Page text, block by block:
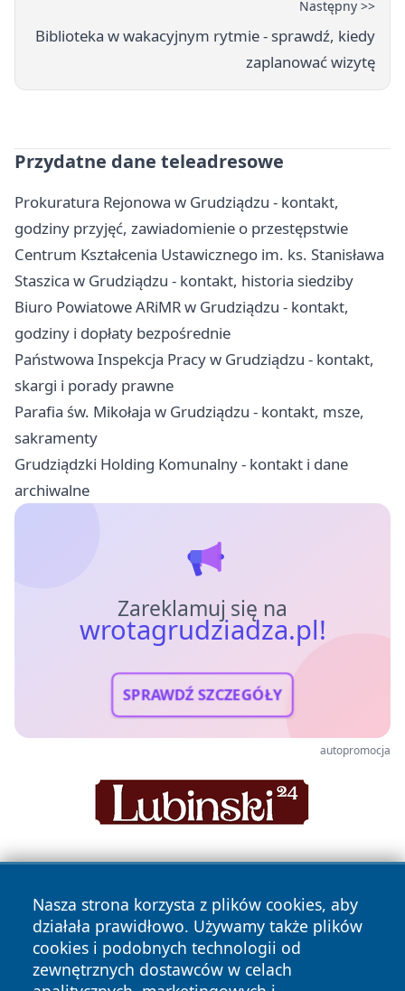
Następny >>
Biblioteka w wakacyjnym rytmie - sprawdź, kiedy
zaplanować wizytę
Przydatne dane teleadresowe
Prokuratura Rejonowa w Grudziądzu - kontakt,
godziny przyjęć, zawiadomienie o przestępstwie
Centrum Kształcenia Ustawicznego im. ks. Stanisława
Staszica w Grudziądzu - kontakt, historia siedziby
Biuro Powiatowe ARiMR w Grudziądzu - kontakt,
godziny i dopłaty bezpośrednie
Państwowa Inspekcja Pracy w Grudziądzu - kontakt,
skargi i porady prawne
Parafia św. Mikołaja w Grudziądzu - kontakt, msze,
sakramenty
Grudziądzki Holding Komunalny - kontakt i dane
archiwalne
Zareklamuj się na
wrotagrudziadza.pl!
SPRAWDŹ SZCZEGÓŁY
autopromocja
Nasza strona korzysta z plików cookies, aby
działała prawidłowo. Używamy także plików
cookies i podobnych technologii od
zewnętrznych dostawców w celach
Copyright © 2026 wrotagrudziadza.pl Wszystkie prawa